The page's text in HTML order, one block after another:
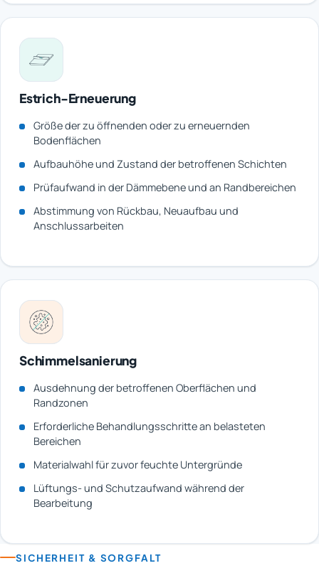
Estrich-Erneuerung
Größe der zu öffnenden oder zu erneuernden
Bodenflächen
Aufbauhöhe und Zustand der betroffenen Schichten
Prüfaufwand in der Dämmebene und an Randbereichen
Abstimmung von Rückbau, Neuaufbau und
Anschlussarbeiten
Schimmelsanierung
Ausdehnung der betroffenen Oberflächen und
Randzonen
Erforderliche Behandlungsschritte an belasteten
Bereichen
Materialwahl für zuvor feuchte Untergründe
Lüftungs- und Schutzaufwand während der
Bearbeitung
SICHERHEIT & SORGFALT